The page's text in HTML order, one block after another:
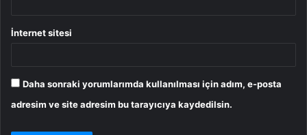
İnternet sitesi
Daha sonraki yorumlarımda kullanılması için adım, e-posta
adresim ve site adresim bu tarayıcıya kaydedilsin.